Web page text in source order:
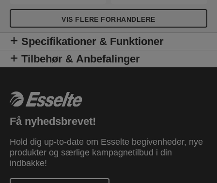
VIS FLERE FORHANDLERE
Specifikationer & Funktioner
Tilbehør & Anbefalinger
Få nyhedsbrevet!
Hold dig up-to-date om Esselte begivenheder, nye
produkter og særlige kampagnetilbud i din
indbakke!